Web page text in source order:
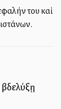
του καὶ
βδελύξῃ